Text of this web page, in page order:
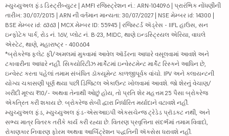
મ્યુચ્યુઅલ ફંડ ડિસ્ટ્રીબ્યુટર | AMFI રજિસ્ટ્રેશન નં.: ARN-104096 | પ્રારંભિક નોંધણીની
તારીખ: 30/07/2015 | ARN ની વર્તમાન માન્યતા: 30/07/2027 | NSE મેમ્બર id: 14300 |
BSE મેમ્બર id: 6363 | MCX મેમ્બર ID: 55945 | રજિસ્ટર્ડ ઍડ્રેસ - IIFL હાઉસ, સન
ઇન્ફોટેક પાર્ક, રોડ નં. 16V, પ્લોટ નં. B-23, MIDC, થાણે ઇન્ડસ્ટ્રિયલ એરિયા, વાઘલે
એસ્ટેટ, થાણે, મહારાષ્ટ્ર - 400604
*બ્રોકરેજ ફ્લેટ ફી/અમલમાં મુકવામાં આવેલ ઑર્ડરના આધારે વસૂલવામાં આવશે અને
ટકાવારીના આધારે નહીં. સિક્યોરિટીઝ માર્કેટમાં ઇન્વેસ્ટમેન્ટ માર્કેટ રિસ્કને આધિન છે,
ઇન્વેસ્ટ કરતા પહેલાં તમામ સંબંધિત ડૉક્યૂમેન્ટ કાળજીપૂર્વક વાંચો. IPV અને ક્લાયન્ટની
યોગ્ય ચકાસણી પૂર્ણ થયા પછી ડિજિટલ એકાઉન્ટ ખોલવામાં આવશે. જો શેરનું વેચાણ/
ખરીદી મૂલ્ય ₹10/- અથવા તેનાથી ઓછું હોય, તો પ્રતિ શેર મહત્તમ 25 પૈસા બ્રોકરેજ
એકત્રિત કરી શકાય છે. બ્રોકરેજ સેબી દ્વારા નિર્ધારિત મર્યાદાને વટાવશે નહીં.
મ્યુચ્યુઅલ ફંડ, મ્યુચ્યુઅલ ફંડ-એસઆઇપી એક્સચેન્જ ટ્રેડેડ પ્રૉડક્ટ નથી, અને
સભ્ય માત્ર વિતરક તરીકે કાર્ય કરી રહ્યા છે. વિતરણ પ્રવૃત્તિના સંદર્ભમાં તમામ વિવાદો,
રોકાણકાર નિવારણ ફોરમ અથવા આર્બિટ્રેશન પદ્ધતિની ઍક્સેસ ધરાવશે નહીં.